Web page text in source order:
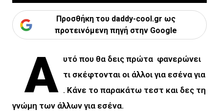
Προσθήκη του daddy-cool.gr ως
προτεινόμενη πηγή στην Google
Α υτό που θα δεις πρώτα φανερώνει
τι σκέφτονται οι άλλοι για εσένα για
. Κάνε το παρακάτω τεστ και δες τη
γνώμη των άλλων για εσένα.